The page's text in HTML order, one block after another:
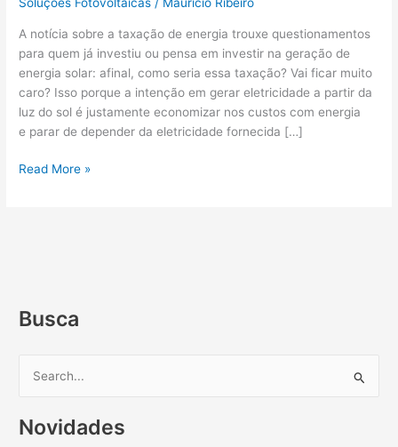
A notícia sobre a taxação de energia trouxe questionamentos
para quem já investiu ou pensa em investir na geração de
energia solar: afinal, como seria essa taxação? Vai ficar muito
caro? Isso porque a intenção em gerar eletricidade a partir da
luz do sol é justamente economizar nos custos com energia
e parar de depender da eletricidade fornecida […]
Read More »
Busca
s
Novidades